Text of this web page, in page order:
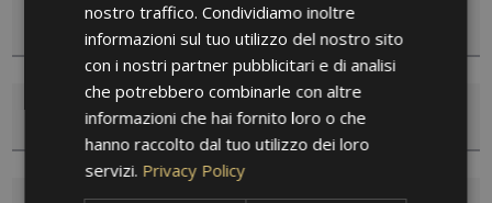
Luogo
Nazione
nostro traffico. Condividiamo inoltre
informazioni sul tuo utilizzo del nostro sito
con i nostri partner pubblicitari e di analisi
che potrebbero combinarle con altre
informazioni che hai fornito loro o che
hanno raccolto dal tuo utilizzo dei loro
servizi. Privacy Policy